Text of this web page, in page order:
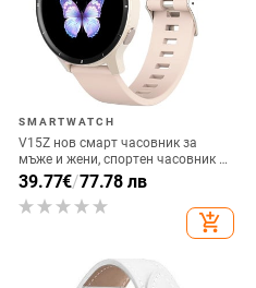
SMARTWATCH
V15Z нов смарт часовник за
мъже и жени, спортен часовник с
Bluetooth, пулсомер, сън, кръвно
налягане, здравен часовник
39.77€/77.78 лв
add_shopping_cart